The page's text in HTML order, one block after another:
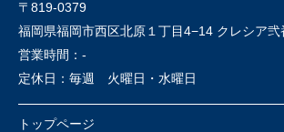
〒819-0379
福岡県福岡市西区北原１丁目4−14 クレシア弐
営業時間： -
定休日： 毎週 火曜日・水曜日
トップページ